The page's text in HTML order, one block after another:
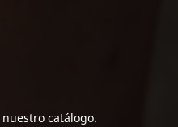
catálogo.